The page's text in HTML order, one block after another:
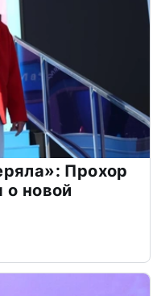
Прохор
о новой